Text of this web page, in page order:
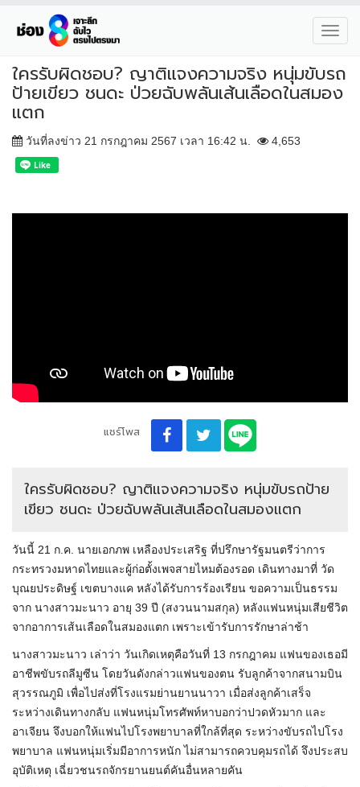
ใครรับผิดชอบ? ญาติแจงความจริง หนุ่มขับรถ
ป้ายเขียว ชนดะ ป่วยฉับพลันเส้นเลือดในสมอง
แตก
วันที่ลงข่าว 21 กรกฎาคม 2567 เวลา 16:42 น. 4,653
แชร์โพส
ใครรับผิดชอบ? ญาติแจงความจริง หนุ่มขับรถป้าย
เขียว ชนดะ ป่วยฉับพลันเส้นเลือดในสมองแตก
วันนี้ 21 ก.ค. นายเอกภพ เหลืองประเสริฐ ที่ปรึกษารัฐมนตรีว่าการ
กระทรวงมหาดไทยและผู้ก่อตั้งเพจสายไหมต้องรอด เดินทางมาที่ วัด
บุณยประดิษฐ์ เขตบางแค หลังได้รับการร้องเรียน ขอความเป็นธรรม
จาก นางสาวมะนาว อายุ 39 ปี (สงวนนามสกุล) หลังแฟนหนุ่มเสียชีวิต
จากอาการเส้นเลือดในสมองแตก เพราะเข้ารับการรักษาล่าช้า
นางสาวมะนาว เล่าว่า วันเกิดเหตุคือวันที่ 13 กรกฎาคม แฟนของเธอมี
อาชีพขับรถลีมูซีน โดยวันดังกล่าวแฟนของตน รับลูกค้าจากสนามบิน
สุวรรณภูมิ เพื่อไปส่งที่โรงแรมย่านยานนาวา เมื่อส่งลูกค้าเสร็จ
ระหว่างเดินทางกลับ แฟนหนุ่มโทรศัพท์หาบอกว่าปวดหัวมาก และ
อาเจียน จึงบอกให้แฟนไปโรงพยาบาลที่ใกล้ที่สุด ระหว่างขับรถไปโรง
พยาบาล แฟนหนุ่มเริ่มมีอาการหนัก ไม่สามารถควบคุมรถได้ จึงประสบ
อุบัติเหตุ เฉี่ยวชนรถจักรยานยนต์คันอื่นหลายคัน